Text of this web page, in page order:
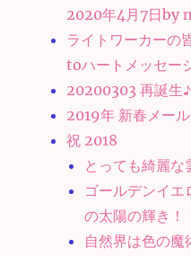
2020年4月7日by
ライトワーカーの
toハートメッセー
20200303 再誕生♪
2019年 新春メー
祝 2018
とっても綺麗な
ゴールデンイエ
の太陽の輝き！
自然界は色の魔